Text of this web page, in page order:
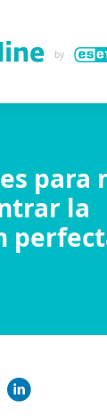
para
la